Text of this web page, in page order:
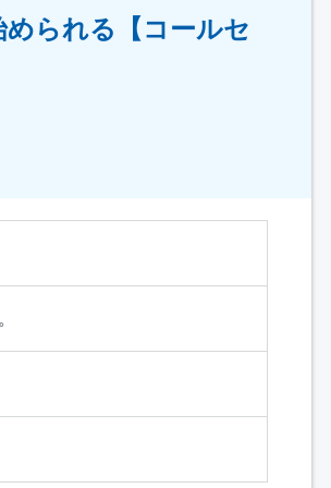
められる【コールセ